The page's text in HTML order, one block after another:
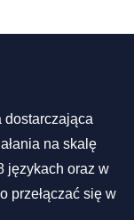
dostarczająca
na skalę
językach oraz w
przełączać się w